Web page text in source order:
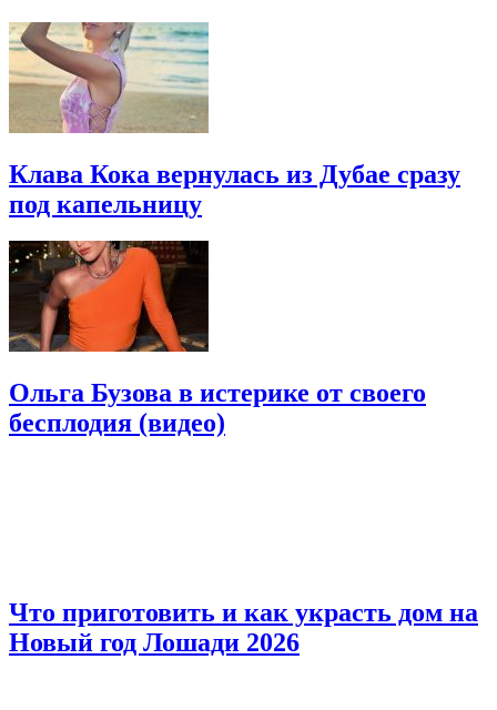
Клава Кока вернулась из Дубае сразу
под капельницу
Ольга Бузова в истерике от своего
бесплодия (видео)
Что приготовить и как украсть дом на
Новый год Лошади 2026